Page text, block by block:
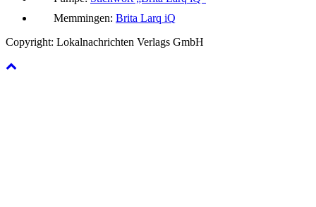
Memmingen: Brita Larq iQ
Copyright: Lokalnachrichten Verlags GmbH